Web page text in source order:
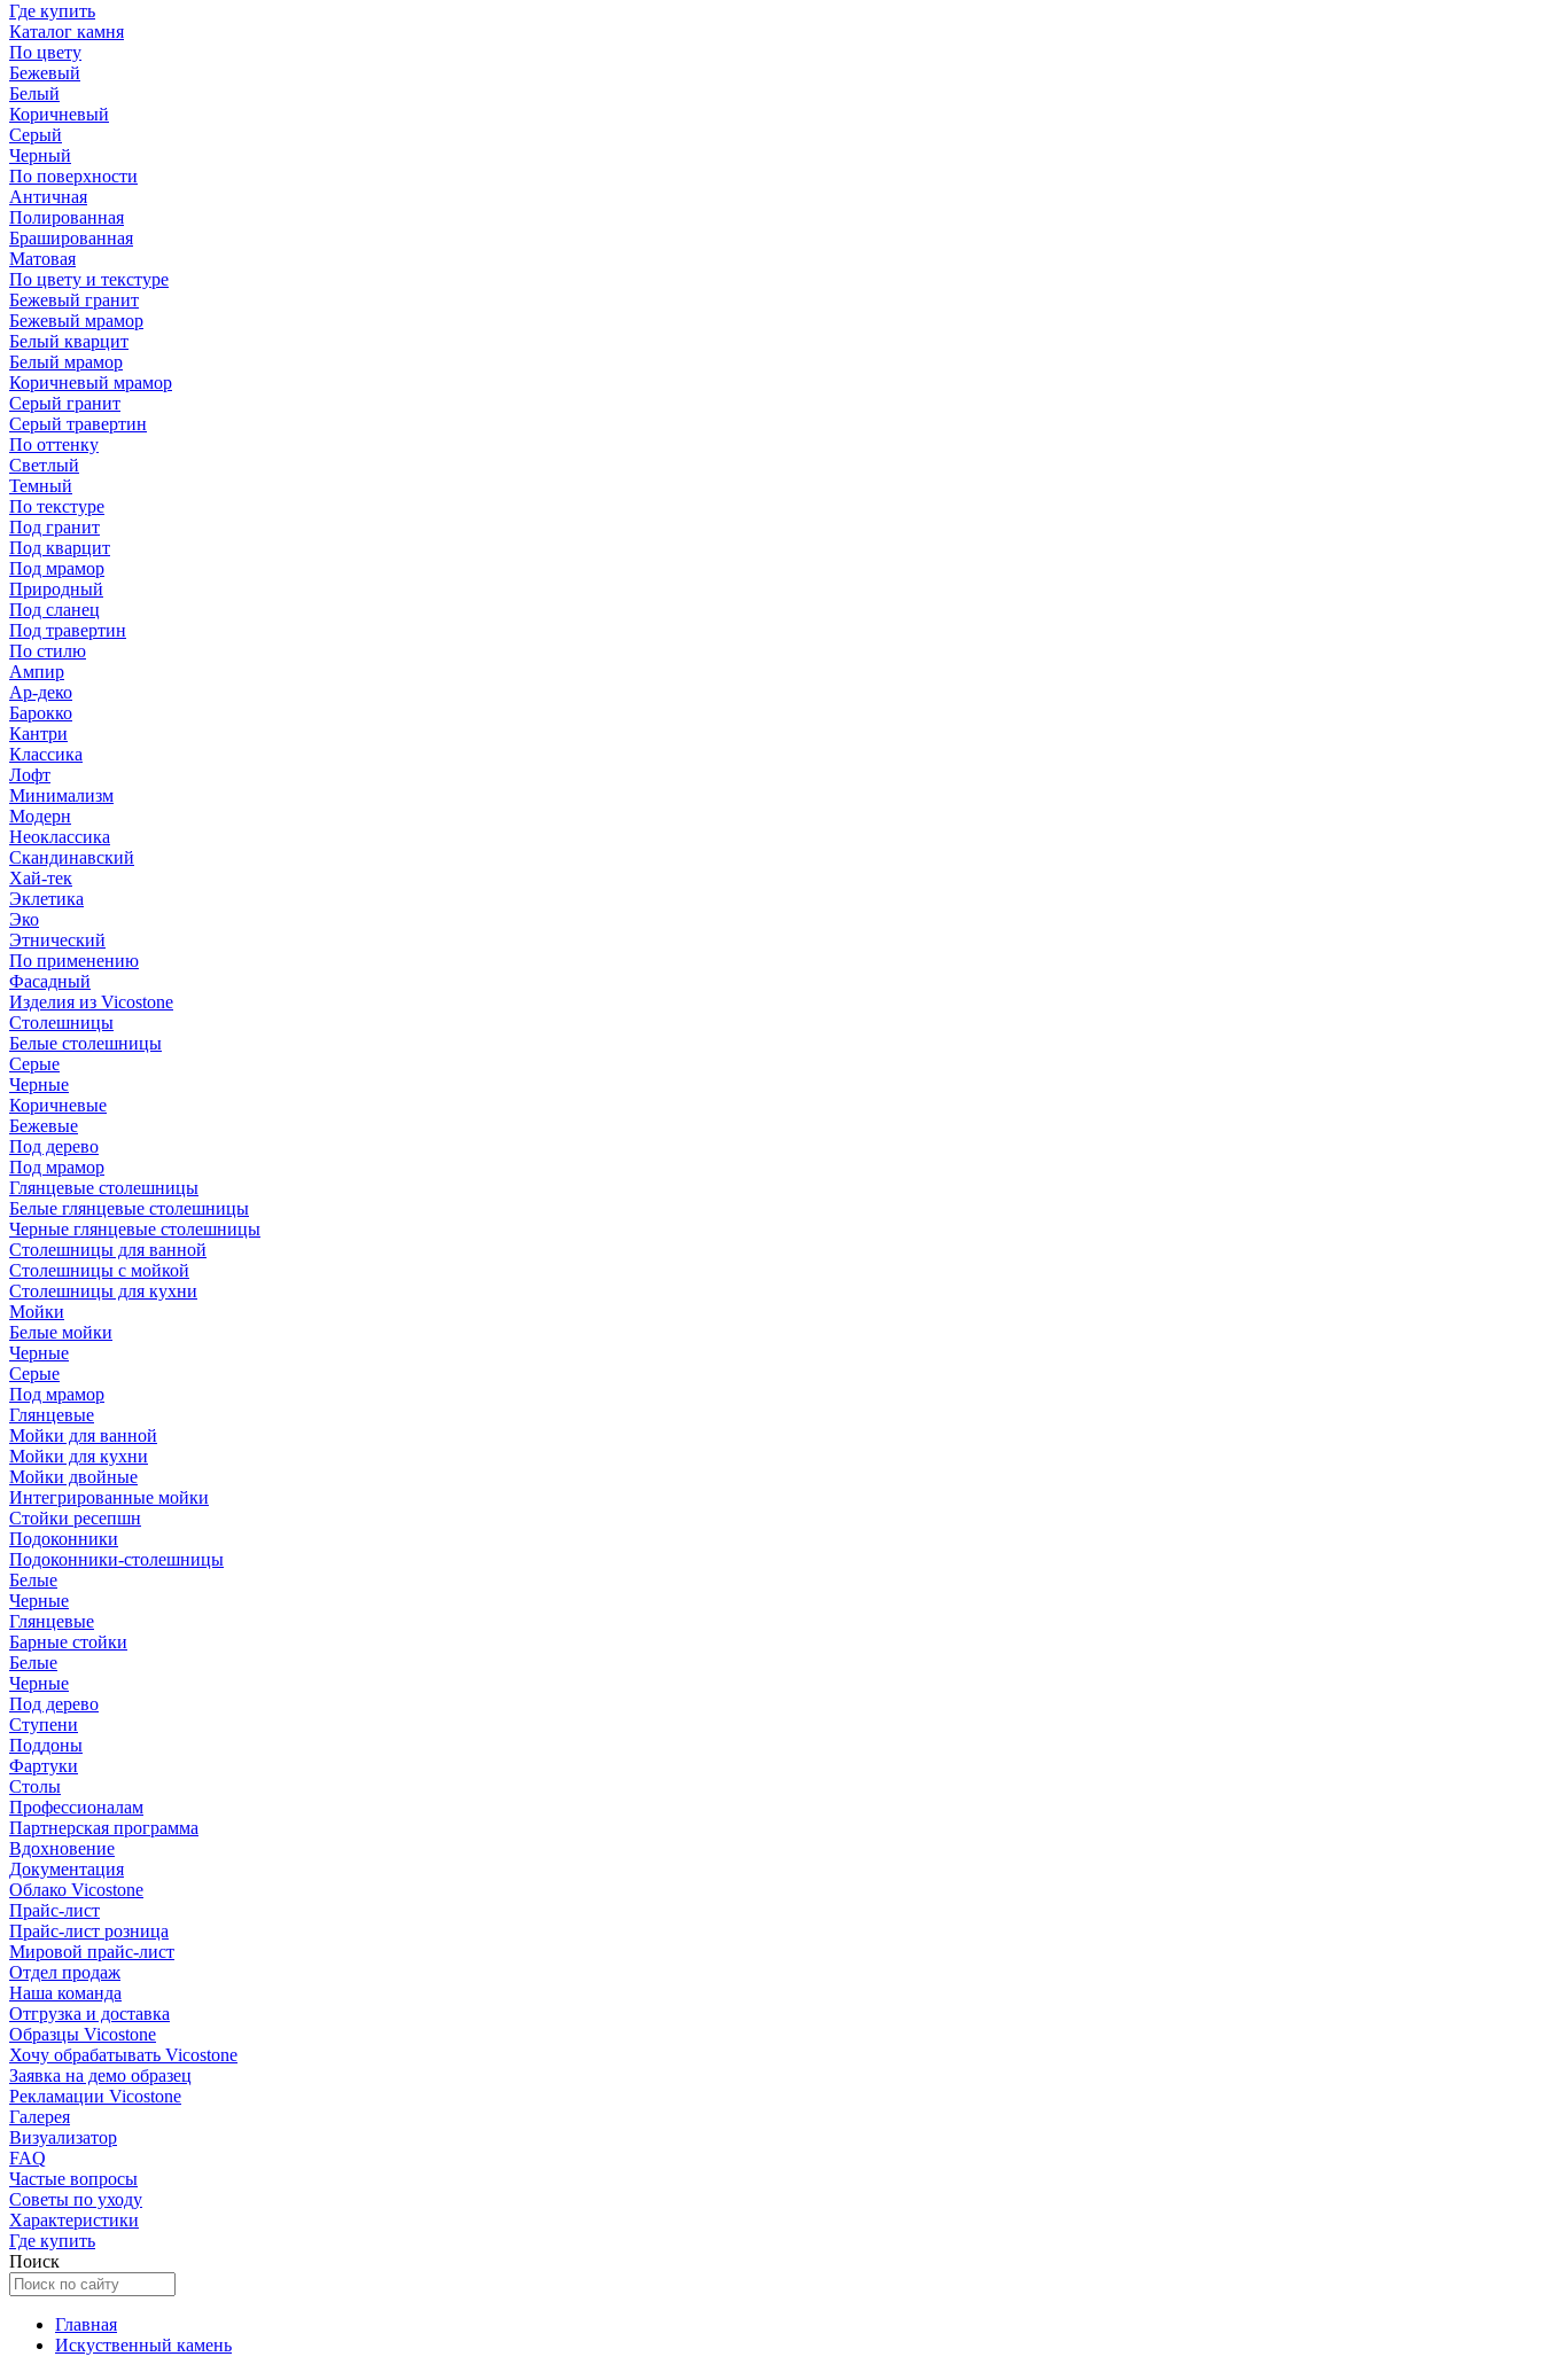
Где купить
Каталог камня
По цвету
Бежевый
Белый
Коричневый
Серый
Черный
По поверхности
Античная
Полированная
Брашированная
Матовая
По цвету и текстуре
Бежевый гранит
Бежевый мрамор
Белый кварцит
Белый мрамор
Коричневый мрамор
Серый гранит
Серый травертин
По оттенку
Светлый
Темный
По текстуре
Под гранит
Под кварцит
Под мрамор
Природный
Под сланец
Под травертин
По стилю
Ампир
Ар-деко
Барокко
Кантри
Классика
Лофт
Минимализм
Модерн
Неоклассика
Скандинавский
Хай-тек
Эклетика
Эко
Этнический
По применению
Фасадный
Изделия из Vicostone
Столешницы
Белые столешницы
Серые
Черные
Коричневые
Бежевые
Под дерево
Под мрамор
Глянцевые столешницы
Белые глянцевые столешницы
Черные глянцевые столешницы
Столешницы для ванной
Столешницы с мойкой
Столешницы для кухни
Мойки
Белые мойки
Черные
Серые
Под мрамор
Глянцевые
Мойки для ванной
Мойки для кухни
Мойки двойные
Интегрированные мойки
Стойки ресепшн
Подоконники
Подоконники-столешницы
Белые
Черные
Глянцевые
Барные стойки
Белые
Черные
Под дерево
Ступени
Поддоны
Фартуки
Столы
Профессионалам
Партнерская программа
Вдохновение
Документация
Облако Vicostone
Прайс-лист
Прайс-лист розница
Мировой прайс-лист
Отдел продаж
Наша команда
Отгрузка и доставка
Образцы Vicostone
Хочу обрабатывать Vicostone
Заявка на демо образец
Рекламации Vicostone
Галерея
Визуализатор
FAQ
Частые вопросы
Советы по уходу
Характеристики
Где купить
Поиск
Главная
Искуственный камень